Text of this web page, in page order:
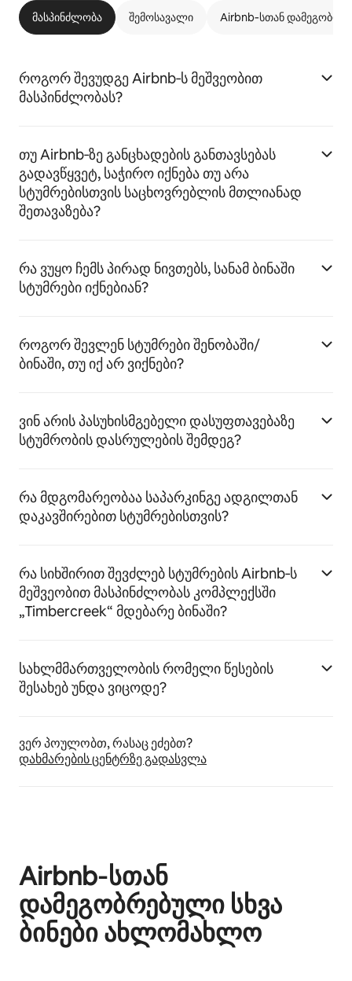
მასპინძლობა შემოსავალი Airbnb‑სთან
როგორ შევუდგე Airbnb‑ს მეშვეობით
მასპინძლობას?
თუ Airbnb‑ზე განცხადების განთავსებას
გადავწყვეტ, საჭირო იქნება თუ არა
სტუმრებისთვის საცხოვრებლის მთლიანად
შეთავაზება?
რა ვუყო ჩემს პირად ნივთებს, სანამ ბინაში
სტუმრები იქნებიან?
როგორ შევლენ სტუმრები შენობაში/
ბინაში, თუ იქ არ ვიქნები?
ვინ არის პასუხისმგებელი დასუფთავებაზე
სტუმრობის დასრულების შემდეგ?
რა მდგომარეობაა საპარკინგე ადგილთან
დაკავშირებით სტუმრებისთვის?
რა სიხშირით შევძლებ სტუმრების Airbnb‑ს
მეშვეობით მასპინძლობას კომპლექსში
„Timbercreek“ მდებარე ბინაში?
სახლმმართველობის რომელი წესების
შესახებ უნდა ვიცოდე?
ვერ პოულობთ, რასაც ეძებთ?
დახმარების ცენტრზე გადასვლა
Airbnb‑სთან
დამეგობრებული სხვა
ბინები ახლომახლო